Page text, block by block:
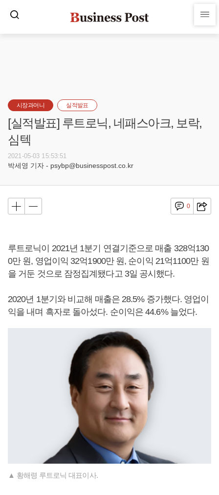
시장과머니 실적발표
[실적발표] 루트로닉, 네패스아크, 보락,
심텍
2021-05-03 15:53:51
박세영 기자 - psybp@businesspost.co.kr
0
루트로닉이 2021년 1분기 연결기준으로 매출 328억130
0만 원, 영업이익 32억1900만 원, 순이익 21억1100만 원
을 거둔 것으로 잠정집계됐다고 3일 공시했다.
2020년 1분기와 비교해 매출은 28.5% 증가했다. 영업이
익을 내며 흑자로 돌아섰다. 순이익은 44.6% 늘었다.
▲ 황해령 루트로닉 대표이사.